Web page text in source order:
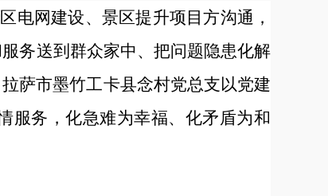
电网建设、景区提升项目方沟通，
务送到群众家中、把问题隐患化解
萨市墨竹工卡县念村党总支以党建
服务，化急难为幸福、化矛盾为和